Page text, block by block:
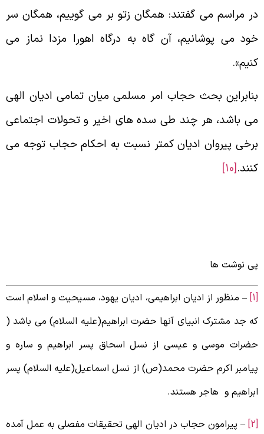
مراسم می گفتند: همگان زتو بر می گوییم، همگان سر
می پوشانیم، آن گاه به درگاه اهورا مزدا نماز می
بحث حجاب امر مسلمی میان تمامی ادیان الهی
باشد، هر چند طی سده های اخیر و تحولات اجتماعی
پیروان ادیان کمتر نسبت به احکام حجاب توجه می
[10]
نوشت ها
– منظور از ادیان ابراهیمی، ادیان یهود، مسیحیت و اسلام است
جد مشترک انبیای آنها حضرت ابراهیم(علیه السلام) می باشد (
موسی و عیسی از نسل اسحاق پسر ابراهیم و ساره و
اکرم حضرت محمد(ص) از نسل اسماعیل(علیه السلام) پسر
و هاجر هستند.
– پیرامون حجاب در ادیان الهی تحقیقات مفصلی به عمل آمده